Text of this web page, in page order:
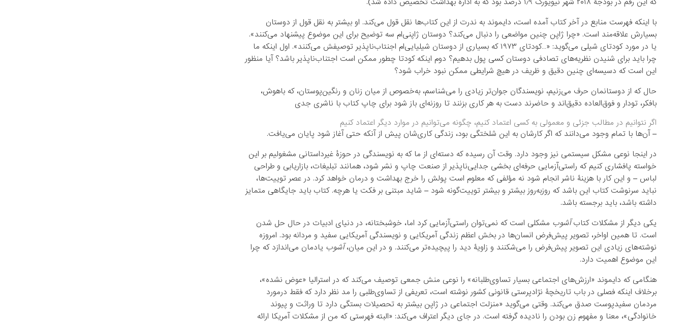
با اینکه فهرست منابع در آخر کتاب آمده است، دایموند به ندرت از این کتاب‌ها نقل قول می‌کند. او بیشتر به نقل‌ قول از دوستان
بسیارش علاقه‌مند است. «چرا ژاپن چنین مواضعی را دنبال می‌کند؟ دوستان ژاپنی‌ام سه توضیح برای این موضوع پیشنهاد می‌کنند».
یا در مورد کودتای شیلی می‌گوید: «…کودتای ۱۹۷۳ که بسیاری از دوستان شیلیایی‌ام اجنتاب‌ناپذیر توصیفش می‌کنند». اول اینکه ما
چرا باید برای شنیدن نظریه‌های تصادفی دوستان کسی پول بدهیم؟ دوم اینکه کودتا چطور ممکن است اجتناب‌ناپذیر باشد؟ آیا منظور
این است که دسیسه‌ای چنین دقیق و ظریف در هیچ شرایطی ممکن نبود خراب شود؟
حال که از دوستانمان حرف می‌زنیم، نویسندگان جوان‌تر زیادی را می‌شناسم، به‌خصوص از میان زنان و رنگین‌پوستان، که باهوش،
بافکر، تودار و فوق‌العاده دقیق‌اند و حاضرند دست به هر کاری بزنند تا روزنه‌ای باز شود برای چاپ کتاب با ناشری جدی
اگر نتوانیم در مطالب جزئی و معمولی به کسی اعتماد کنیم، چگونه می‌توانیم در موارد دیگر اعتماد کنیم
– آن‌ها با تمام وجود می‌دانند که اگر کارشان به این شلختگی بود، زندگی کاری‌شان پیش از آنکه حتی آغاز شود پایان می‌یافت.
در اینجا نوعی مشکل سیستمی نیز وجود دارد. وقت آن رسیده که دسته‌ای از ما که به نویسندگی در حوزۀ غیرداستانی مشغولیم بر این
خواسته پافشاری کنیم که راستی‌آزمایی حرفه‌ای بخشی جدایی‌ناپذیر از صنعت چاپ و نشر شود، همانند تبلیغات، بازاریابی و طراحی
لباس – و این کار با هزینۀ ناشر انجام شود نه مؤلفی که معلوم است پولش را خرج بهداشت و درمان خواهد کرد. در عصر توییت‌ها،
نباید سرنوشت کتاب‌ این باشد که روزبه‌روز بیشتر و بیشتر توییت‌گونه شود – شاید مبتنی بر فکت یا هرچه. کتاب باید جایگاهی متمایز
داشته باشد، باید برجسته باشد.
یکی دیگر از مشکلات کتابآشوب مشکلی است که نمی‌توان راستی‌آزمایی کرد اما، خوشبختانه، در دنیای ادبیات در حال حل شدن
است. تا همین اواخر، تصویر پیش‌فرض انسان‌ها در بخش اعظم زندگی آمریکایی و نویسندگی آمریکایی سفید و مردانه بود. امروزه
نوشته‌های زیادی این تصویر پیش‌فرض را می‌شکنند و زاویۀ دید را پیچیده‌تر می‌کنند. و در این میان،آشوب یادمان می‌اندازد که چرا
این موضوع اهمیت دارد.
هنگامی که دایموند «ارزش‌های اجتماعی بسیار تساوی‌طلبانه» را نوعی منش جمعی توصیف می‌کند که در استرالیا «عوض نشده»،
برخلاف اینکه فصلی در باب تاریخچۀ نژادپرستی قانونی کشور نوشته است، تعریفی از تساوی‌طلبی را مد نظر دارد که فقط درمورد
مردمان سفیدپوست صدق می‌کند. وقتی می‌گوید «منزلت اجتماعی در ژاپن بیشتر به تحصیلات بستگی دارد تا وراثت و پیوند
خانوادگی»، معنا و مفهوم زن بودن را نادیده گرفته است. در جای دیگر اعتراف می‌کند: «البته فهرستی که من از مشکلات آمریکا ارائه